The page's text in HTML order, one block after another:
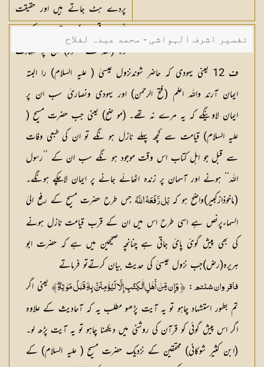
پردے ہٹ جاتے ہیں اور حقیقت
نمودار ہوتی ہے) اور قیامت کے دن
وہ (اللہ کے حضور) ان پر شہادت
دینے والا ہوگا
تفسیر اشرف الہواشی - محمد عبدہ لفلاح
ف 12 یعنی یہودی کہ حاضر شوندنزول عیسیٰ ( علیہ السلام) را البتہ
ایمان آرند واللہ اعلم (فتح الرحمن) اور یہودی ونصاریٰ سب ان پر
ایمان لاوینگے کہ یہ مرے نہ تھے۔ (مو ضح) یعنی جب حضرت مسیح (
علیہ السلام) قیامت سے کچھ پہلے نازل ہو نگے تو ان کی طبعی وفات
سے قبل جو اہل کتاب اس وقت موجود ہو نگے سب ان کے ’’رسول
اللہ‘‘ ہونے اور آسمان پر زندہ اٹھائے جانے پر ایمان لاچکے ہونگے۔
(ماخوذازکبیر)واضح ہو کہبَل رَّفَعَهُ ٱللَّهُ جس طرح حضرت مسیح کے رفع الیٰ
السماءپرنص ہے اسی طرح اس میں ان کے قرب قیامت نازل ہونے
کی بھی پیش گوئ پائ جاتی ہے چنانچہ صحیحین میں ہے کہ حضرت ابو
ہریرہ(رض)جب نزول عیسیٰ کی حدیث بیان کرتےتو فرماتے
فاقر وان شئتم :İ وَإِن مِّنۡ أَهۡلِ ٱلۡكِتَٰبِ إِلَّا لَيُؤۡمِنَنَّ بِهِۦ ‌قَبۡلَ ‌مَوۡتِهِۦۖ Ĭ
یعنی اگر
تم بطور استشهاد چاہو تو یہ آیت پڑھو مطلب یہ کہ آحادیث کے علاوہ
اگر اس پیش گوئی کو قرآن کی روشنی میں دیکھنا چاہو تو یہ آیت پڑھ لو۔
(ابن کثیر شوکانی) محققین کے نزدیک حضرت مسیح ( علیہ السلام) کے